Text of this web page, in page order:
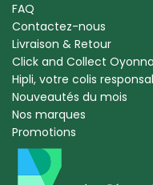
FAQ
Contactez-nous
Livraison & Retour
Click and Collect
Hipli, votre colis
Nouveautés du mois
Nos marques
Promotions